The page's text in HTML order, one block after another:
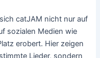
catJAM nicht nur auf
sozialen Medien wie
erobert. Hier zeigen
Lieder, sondern